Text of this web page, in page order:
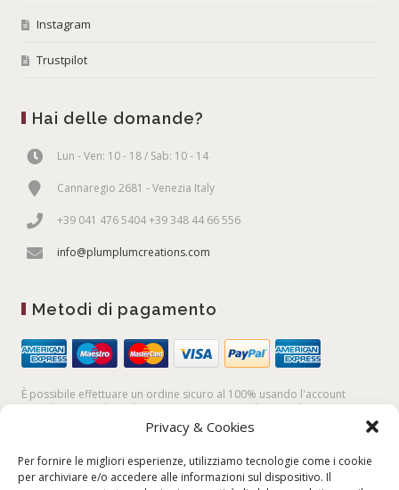
Privacy & Cookies
Per fornire le migliori esperienze, utilizziamo tecnologie come i cookie
per archiviare e/o accedere alle informazioni sul dispositivo. Il
Instagram
Trustpilot
Hai delle domande?
Lun - Ven: 10 - 18 / Sab: 10 - 14
Cannaregio 2681 - Venezia Italy
+39 041 476 5404 +39 348 44 66 556
info@plumplumcreations.com
Metodi di pagamento
È possibile effettuare un ordine sicuro al 100% usando l'account
PayPal,lacarta di credito, oppure facendo unbonifico bancario